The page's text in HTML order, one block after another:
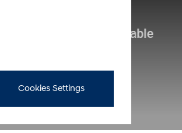
Cookies Settings